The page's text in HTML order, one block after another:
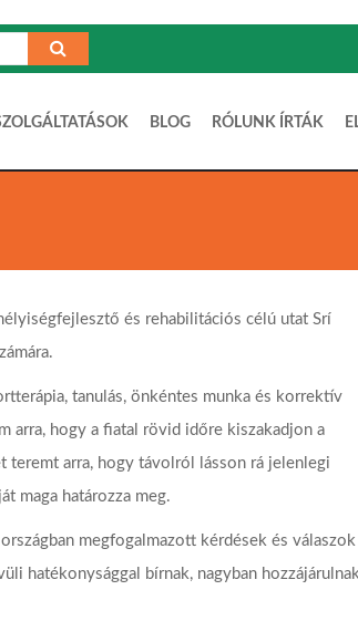
BLOG RÓLUNK ÍRTÁK
és rehabilitációs célú utat Srí
tanulás, önkéntes munka és korrektív
arra, hogy a fiatal rövid időre kiszakadjon a
arra, hogy távolról lásson rá jelenlegi
maga határozza meg.
megfogalmazott kérdések és válaszok
hatékonysággal bírnak, nagyban